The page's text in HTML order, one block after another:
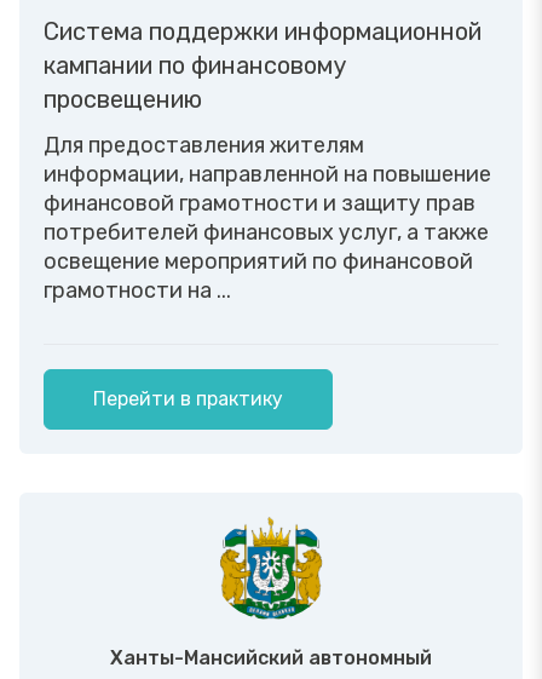
Система поддержки информационной
кампании по финансовому
просвещению
Для предоставления жителям
информации, направленной на повышение
финансовой грамотности и защиту прав
потребителей финансовых услуг, а также
освещение мероприятий по финансовой
грамотности на ...
Перейти в практику
Ханты-Мансийский автономный